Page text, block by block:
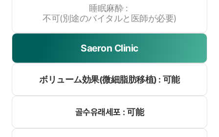
睡眠麻酔 :
不可(別途のバイタルと医師が必要)
Saeron Clinic
ボリューム効果(微細脂肪移植) : 可能
골수유래세포 :可能